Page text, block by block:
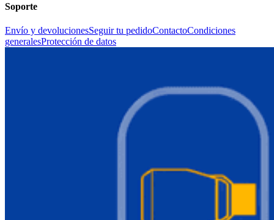
Soporte
Envío y devolucionesSeguir tu pedidoContactoCondiciones
generalesProtección de datos